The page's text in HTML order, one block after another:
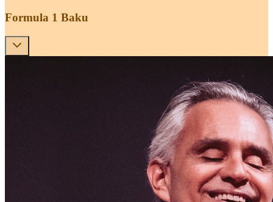
Formula 1 Baku